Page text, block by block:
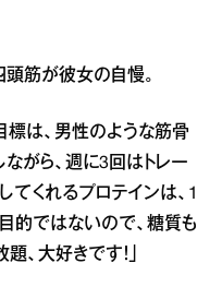
筋が彼女の自慢。
標は、男性のような筋骨
がら、週に3回はトレー
てくれるプロテインは、1
的ではないので、糖質も
、大好きです！」